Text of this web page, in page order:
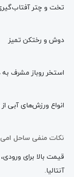
تخت و چتر
دوش و رختکن تمیز
استخر روباز مشرف به
انواع ورزش‌های آبی
نکات منفی ساحل
قیمت بالا برای
آنتالیا.